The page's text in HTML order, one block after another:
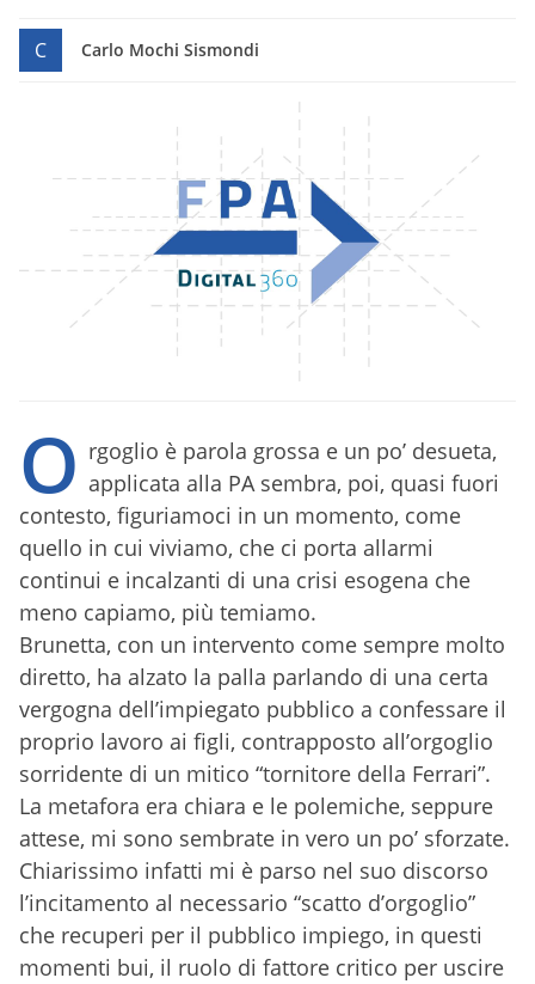
C Carlo Mochi Sismondi
O rgoglio è parola grossa e un po’ desueta,
applicata alla PA sembra, poi, quasi fuori
contesto, figuriamoci in un momento, come
quello in cui viviamo, che ci porta allarmi
continui e incalzanti di una crisi esogena che
meno capiamo, più temiamo.
Brunetta, con un intervento come sempre molto
diretto, ha alzato la palla parlando di una certa
vergogna dell’impiegato pubblico a confessare il
proprio lavoro ai figli, contrapposto all’orgoglio
sorridente di un mitico “tornitore della Ferrari”.
La metafora era chiara e le polemiche, seppure
attese, mi sono sembrate in vero un po’ sforzate.
Chiarissimo infatti mi è parso nel suo discorso
l’incitamento al necessario “scatto d’orgoglio”
che recuperi per il pubblico impiego, in questi
momenti bui, il ruolo di fattore critico per uscire